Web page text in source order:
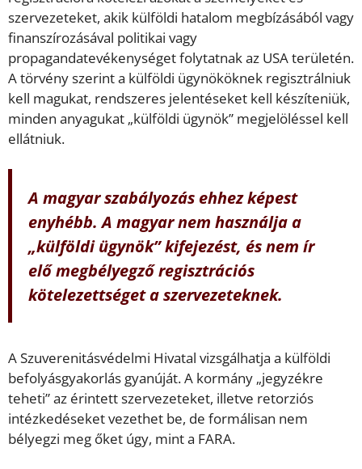
szervezeteket, akik külföldi hatalom megbízásából vagy
finanszírozásával politikai vagy
propagandatevékenységet folytatnak az USA területén.
A törvény szerint a külföldi ügynököknek regisztrálniuk
kell magukat, rendszeres jelentéseket kell készíteniük,
minden anyagukat „külföldi ügynök” megjelöléssel kell
ellátniuk.
A magyar szabályozás ehhez képest
enyhébb. A magyar nem használja a
„külföldi ügynök” kifejezést, és nem ír
elő megbélyegző regisztrációs
kötelezettséget a szervezeteknek.
A Szuverenitásvédelmi Hivatal vizsgálhatja a külföldi
befolyásgyakorlás gyanúját. A kormány „jegyzékre
teheti” az érintett szervezeteket, illetve retorziós
intézkedéseket vezethet be, de formálisan nem
bélyegzi meg őket úgy, mint a FARA.